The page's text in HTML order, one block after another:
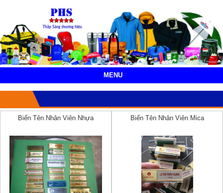
MENU
Biển Tên Nhân Viên Nhựa Biển Tên Nhân Viên Mica